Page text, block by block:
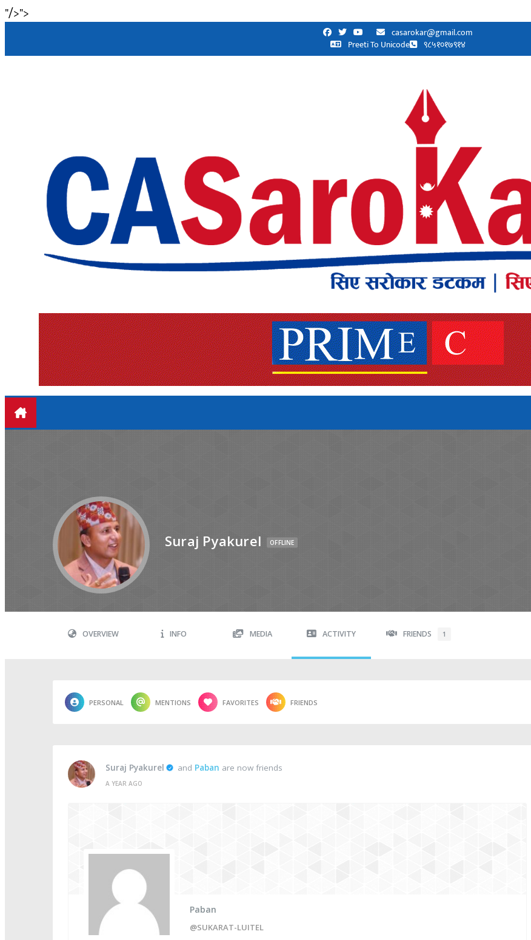
"/>">
casarokar@gmail.com
Preeti To Unicode
९८५१०१७९१४
Suraj Pyakurel OFFLINE
OVERVIEW INFO MEDIA ACTIVITY FRIENDS 1
PERSONAL MENTIONS FAVORITES FRIENDS
Suraj Pyakurel and Paban are now friends
A YEAR AGO
Paban
@SUKARAT-LUITEL